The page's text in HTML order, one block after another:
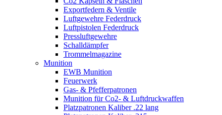
Exportfedern & Ventile
Luftgewehre Federdruck
Luftpistolen Federdruck
Pressluftgewehre
Schalldämpfer
Trommelmagazine
Munition
EWB Munition
Feuerwerk
Gas- & Pfefferpatronen
Munition für Co2- & Luftdruckwaffen
Platzpatronen Kaliber .22 lang